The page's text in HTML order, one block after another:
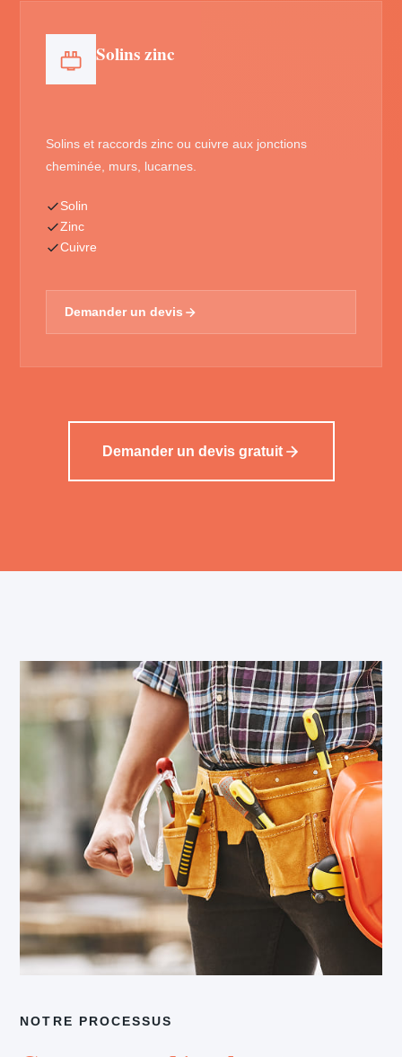
Solins zinc
Solins et raccords zinc ou cuivre aux jonctions
cheminée, murs, lucarnes.
Solin
Zinc
Cuivre
Demander un devis
Demander un devis gratuit
NOTRE PROCESSUS